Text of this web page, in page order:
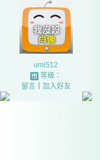
umi512
等級：
留言｜ 加入好友